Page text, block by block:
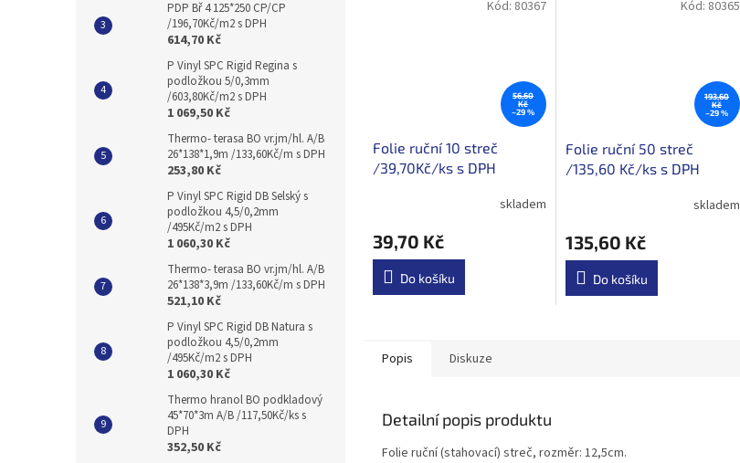
PDP Bř 4 125*250 CP/CP
/196,70Kč/m2 s DPH
614,70 Kč
P Vinyl SPC Rigid Regina s
podložkou 5/0,3mm
/603,80Kč/m2 s DPH
1 069,50 Kč
Thermo- terasa BO vr.jm/hl. A/B
26*138*1,9m /133,60Kč/m s DPH
253,80 Kč
P Vinyl SPC Rigid DB Selský s
podložkou 4,5/0,2mm
/495Kč/m2 s DPH
1 060,30 Kč
Thermo- terasa BO vr.jm/hl. A/B
26*138*3,9m /133,60Kč/m s DPH
521,10 Kč
P Vinyl SPC Rigid DB Natura s
podložkou 4,5/0,2mm
/495Kč/m2 s DPH
1 060,30 Kč
Thermo hranol BO podkladový
45*70*3m A/B /117,50Kč/ks s
DPH
352,50 Kč
56,60
Kč
–29 %
Folie ruční 10 streč
/39,70Kč/ks s DPH
skladem
39,70 Kč
Do košíku
Kód: 80367
193,60
Kč
–29 %
Folie ruční 50 streč
/135,60 Kč/ks s DPH
skladem
135,60 Kč
Do košíku
Kód: 80365
Popis Diskuze
Detailní popis produktu
Folie ruční (stahovací) streč, rozměr: 12,5cm.